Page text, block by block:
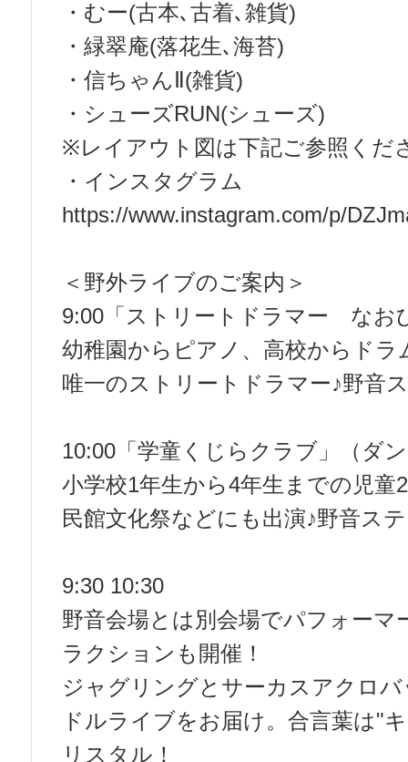
・むー(古本､古着､雑貨)
・緑翠庵(落花生､海苔)
・信ちゃんⅡ(雑貨)
・シューズRUN(シューズ)
※レイアウト図は下記ご参照くだ
・インスタグラム
https://www.instagram.com/p/
＜野外ライブのご案内＞
9:00「ストリートドラマー なお
幼稚園からピアノ、高校からドラ
唯一のストリートドラマー♪野音
10:00「学童くじらクラブ」（ダ
小学校1年生から4年生までの児童
民館文化祭などにも出演♪野音ス
9:30 10:30
野音会場とは別会場でパフォー
ラクションも開催！
ジャグリングとサーカスアクロ
ドルライブをお届け。合言葉は"
リスタル！